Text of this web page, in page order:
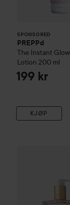
SPONSORED
PREPPd
The Instant
Lotion 200 ml
199 kr
KJØP